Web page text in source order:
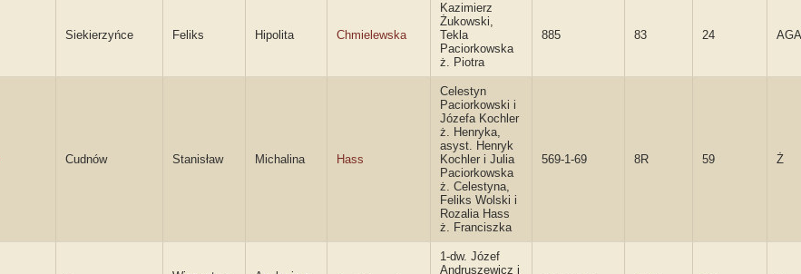
Siekierzyńce Feliks Hipolita Chmielewska
Kazimierz
Żukowski,
Tekla
Paciorkowska
ż. Piotra
885 83 24
Cudnów Stanisław Michalina Hass
Celestyn
Paciorkowski i
Józefa Kochler
ż. Henryka,
asyst. Henryk
Kochler i Julia
Paciorkowska
ż. Celestyna,
Feliks Wolski i
Rozalia Hass
ż. Franciszka
569-1-69 8R 59 Ż
1-dw. Józef
Andruszewicz i